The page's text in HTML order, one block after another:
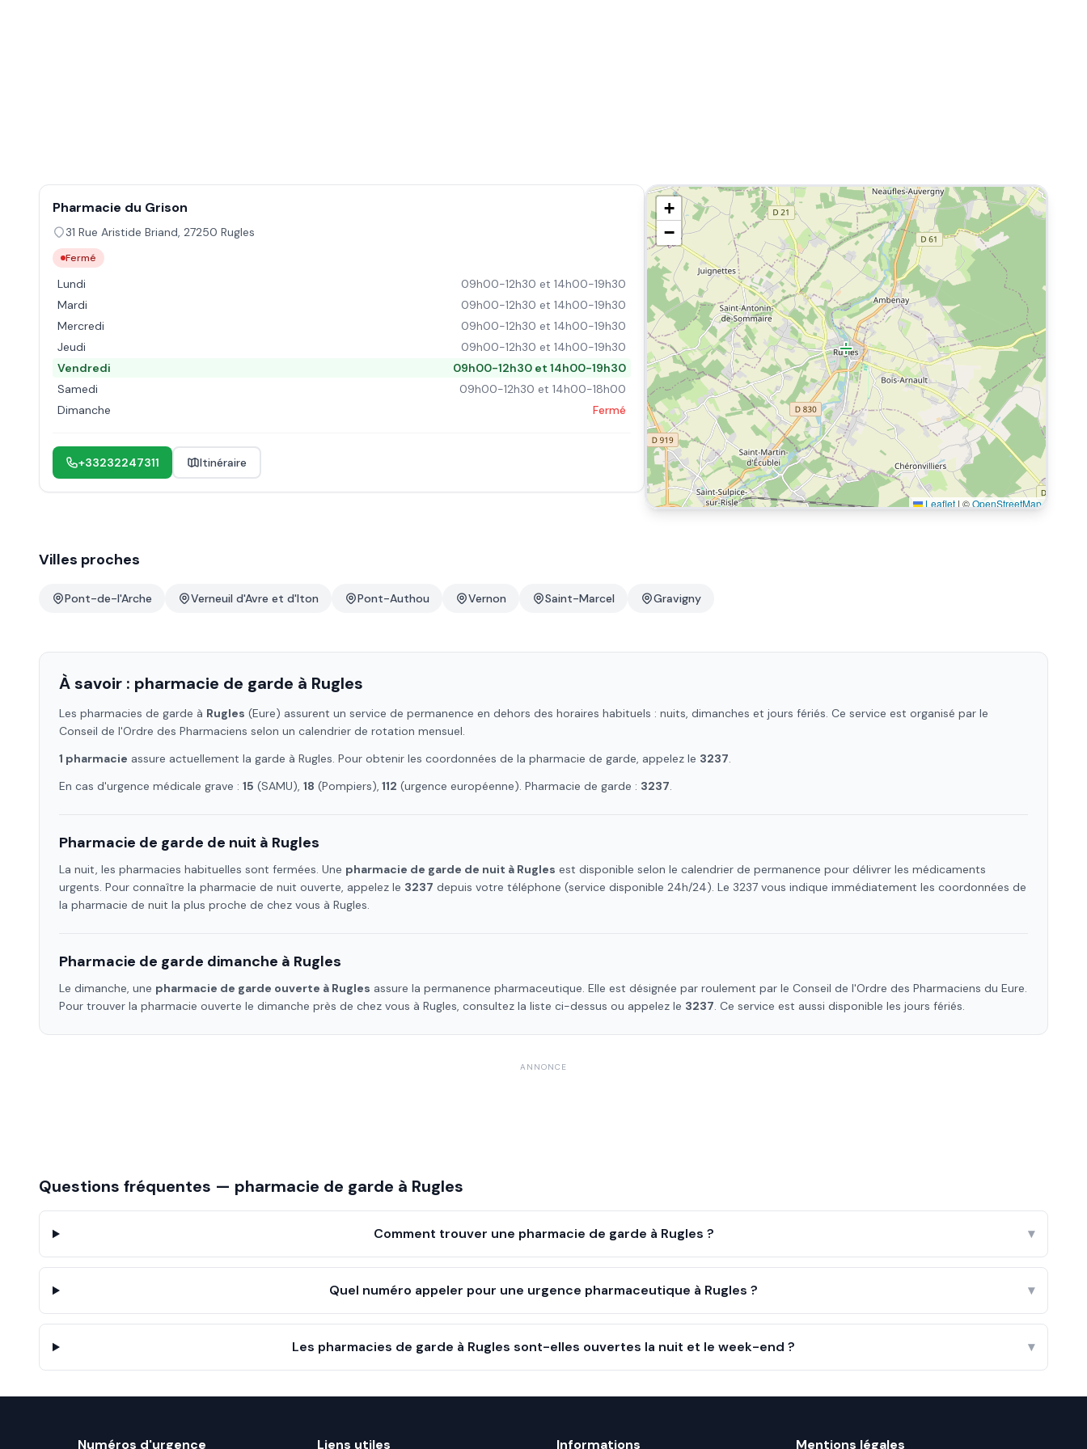
Pharmacie du Grison
31 Rue Aristide Briand, 27250 Rugles
Fermé
Lundi
09h00-12h30 et 14h00-19h30
Mardi
09h00-12h30 et 14h00-19h30
Mercredi
09h00-12h30 et 14h00-19h30
Jeudi
09h00-12h30 et 14h00-19h30
Vendredi
09h00-12h30 et 14h00-19h30
Samedi
09h00-12h30 et 14h00-18h00
Dimanche
Fermé
+33232247311 Itinéraire
+
−
Leaflet | ©OpenStreetMap
Villes proches
Pont-de-l'Arche Verneuil d'Avre et d'Iton Pont-Authou Vernon Saint-Marcel Gravigny
À savoir : pharmacie de garde à Rugles
Les pharmacies de garde à Rugles (Eure) assurent un service de permanence en dehors des horaires habituels : nuits, dimanches et jours fériés. Ce service est organisé par le
Conseil de l'Ordre des Pharmaciens selon un calendrier de rotation mensuel.
1 pharmacie assure actuellement la garde à Rugles. Pour obtenir les coordonnées de la pharmacie de garde, appelez le 3237.
En cas d'urgence médicale grave : 15 (SAMU), 18 (Pompiers), 112 (urgence européenne). Pharmacie de garde : 3237.
Pharmacie de garde de nuit à Rugles
La nuit, les pharmacies habituelles sont fermées. Une pharmacie de garde de nuit à Rugles est disponible selon le calendrier de permanence pour délivrer les médicaments
urgents. Pour connaître la pharmacie de nuit ouverte, appelez le 3237 depuis votre téléphone (service disponible 24h/24). Le 3237 vous indique immédiatement les coordonnées de
la pharmacie de nuit la plus proche de chez vous à Rugles.
Pharmacie de garde dimanche à Rugles
Le dimanche, une pharmacie de garde ouverte à Rugles assure la permanence pharmaceutique. Elle est désignée par roulement par le Conseil de l'Ordre des Pharmaciens du Eure.
Pour trouver la pharmacie ouverte le dimanche près de chez vous à Rugles, consultez la liste ci-dessus ou appelez le 3237. Ce service est aussi disponible les jours fériés.
ANNONCE
Questions fréquentes — pharmacie de garde à Rugles
Comment trouver une pharmacie de garde à Rugles ? ▾
Quel numéro appeler pour une urgence pharmaceutique à Rugles ? ▾
Les pharmacies de garde à Rugles sont-elles ouvertes la nuit et le week-end ? ▾
Numéros d'urgence Liens utiles Informations Mentions légales